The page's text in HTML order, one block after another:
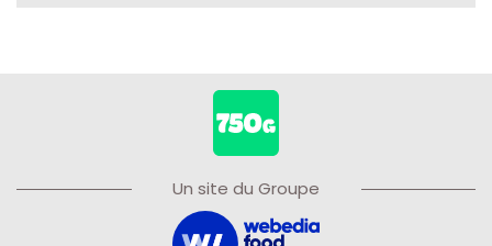
Un site du Groupe